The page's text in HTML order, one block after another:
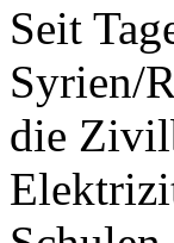
Seit
Syrien/
die